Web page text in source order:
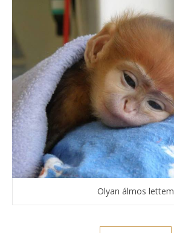
Olyan álmos lettem